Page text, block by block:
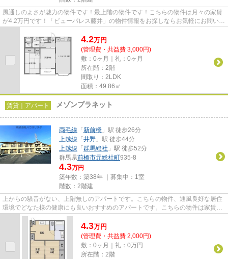
風通しのよさが魅力の物件です！最上階の物件です！こちらの物件は月々の家賃
が4.2万円です！「ビューパレス藤井」の物件情報をお探しならお気軽にお問い合
4.2万円
(管理費・共益費 3,000円)
敷：0ヶ月｜礼：0ヶ月
所在階：2階
間取り：2LDK
面積：49.86㎡
賃貸｜アパート メゾンプラネット
両毛線 「 新前橋 」駅 徒歩26分
上越線 「 井野 」駅 徒歩44分
上越線 「 群馬総社 」駅 徒歩52分
群馬県前橋市元総社町935-8
4.3万円
築年数：築38年 ｜募集中： 1室
階数：2階建
上からの騒音がない、上階無しのアパートです。こちらの物件、通風良好な居住
環境でどなた様の健康にも良いおすすめのアパートです。こちらの物件は家賃4.3
万円です。新着情報：メゾン...
4.3万円
(管理費・共益費 2,000円)
敷：0ヶ月｜礼：0万円
所在階：2階